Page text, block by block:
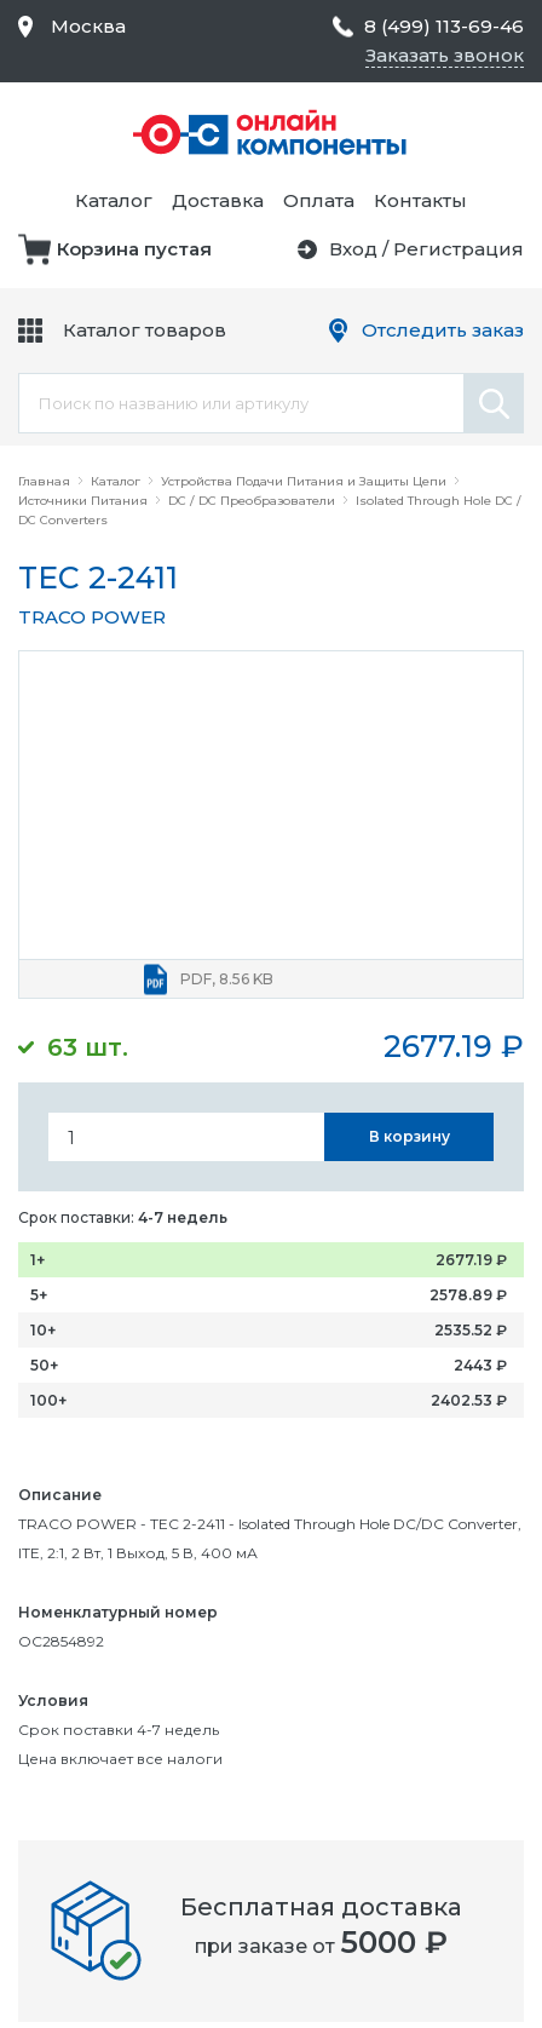
Главная Каталог
Устройства Подачи Питания и Защиты Цепи
Источники Питания
DC / DC Преобразователи
Isolated Through Hole DC /
DC Converters
TEC 2-2411
TRACO POWER
63 шт. 2677.19 ₽
PDF, 8.56 KB
Описание
TRACO POWER - TEC 2-2411 - Isolated Through Hole DC/DC Converter,
ITE, 2:1, 2 Вт, 1 Выход, 5 В, 400 мА
Номенклатурный номер
OC2854892
Условия
Срок поставки 4-7 недель
Цена включает все налоги
В корзину
Срок поставки: 4-7 недель
1+ 2677.19 ₽
5+
2578.89 ₽
10+
2535.52 ₽
50+
2443 ₽
100+
2402.53 ₽
Бесплатная доставка
при заказе от 5000 ₽
Москва
8 (499) 113-69-46
Заказать звонок
Каталог Доставка Оплата Контакты
Корзина пустая Вход / Регистрация
Каталог товаров
Средства Контроля
Статического
Электричества и
Безопасности,
Товары для Чистых
Цепи
Оборудование
Отследить заказ